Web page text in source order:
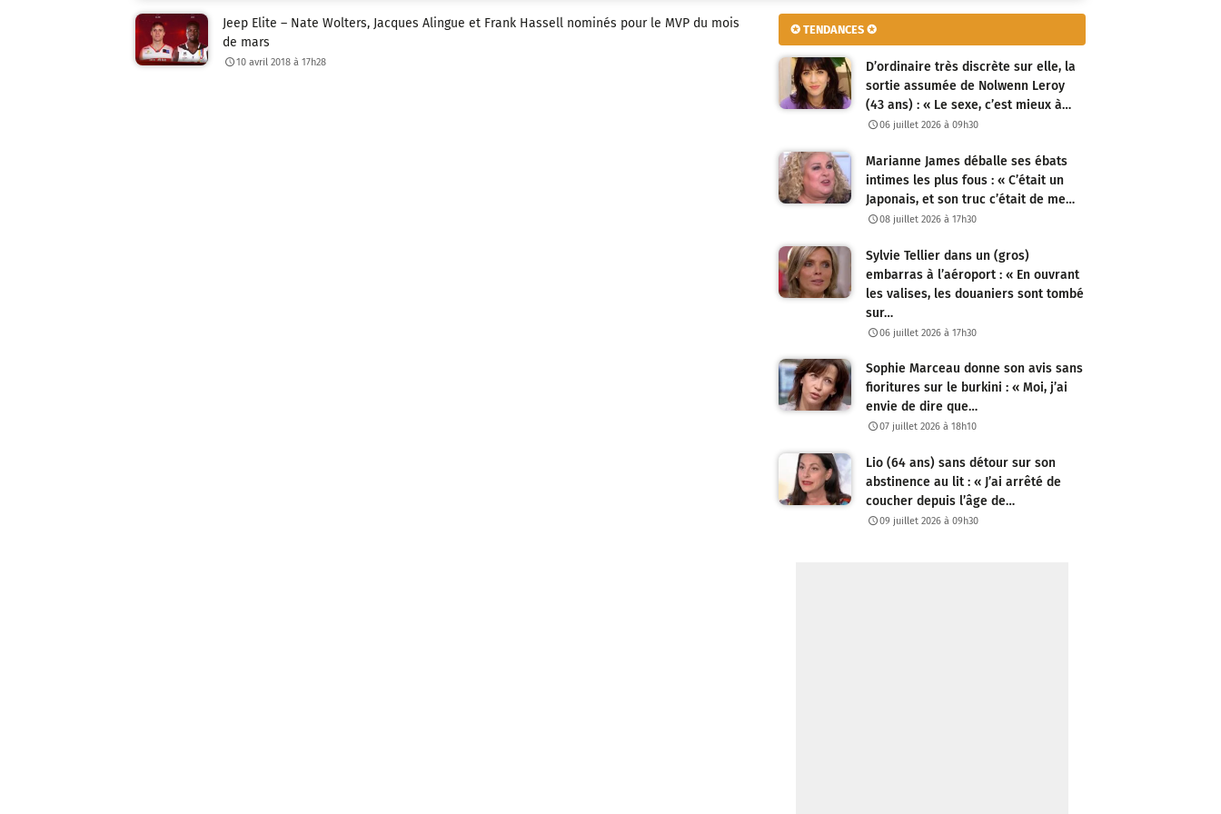
Jeep Elite – Nate Wolters, Jacques Alingue et Frank Hassell nominés pour le MVP du mois
de mars
10 avril 2018 à 17h28
✪ TENDANCES ✪
D’ordinaire très discrète sur elle, la
sortie assumée de Nolwenn Leroy
(43 ans) : « Le sexe, c’est mieux à…
06 juillet 2026 à 09h30
Marianne James déballe ses ébats
intimes les plus fous : « C’était un
Japonais, et son truc c’était de me…
08 juillet 2026 à 17h30
Sylvie Tellier dans un (gros)
embarras à l’aéroport : « En ouvrant
les valises, les douaniers sont tombé
sur…
06 juillet 2026 à 17h30
Sophie Marceau donne son avis sans
fioritures sur le burkini : « Moi, j’ai
envie de dire que…
07 juillet 2026 à 18h10
Lio (64 ans) sans détour sur son
abstinence au lit : « J’ai arrêté de
coucher depuis l’âge de…
09 juillet 2026 à 09h30